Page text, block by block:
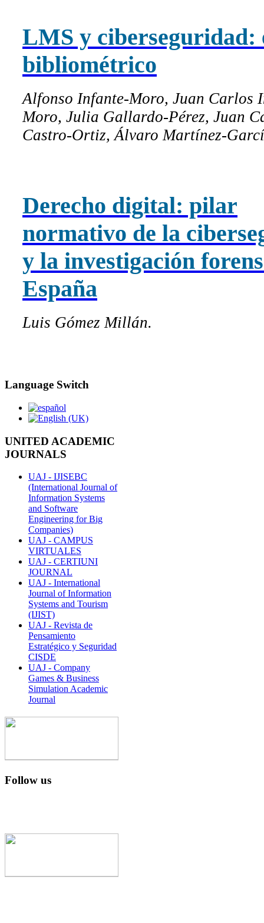
LMS y ciberseguridad:
bibliométrico
Alfonso Infante-Moro, Juan Carlos
Moro, Julia Gallardo-Pérez, Juan
Castro-Ortiz, Álvaro Martínez-
Derecho digital: pilar
normativo de la
y la investigación
España
Luis Gómez Millán.
Language Switch
UNITED ACADEMIC
JOURNALS
UAJ - IJISEBC
(International Journal of
Information Systems
and Software
Engineering for Big
Companies)
UAJ - CAMPUS
VIRTUALES
UAJ - CERTIUNI
JOURNAL
UAJ - International
Journal of Information
Systems and Tourism
(IJIST)
UAJ - Revista de
Pensamiento
Estratégico y Seguridad
CISDE
UAJ - Company
Games & Business
Simulation Academic
Journal
Follow us